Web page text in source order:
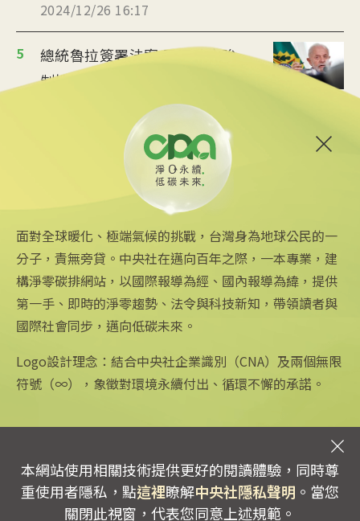
2024/12/26 16:17
5
總統魯拉簽署法案 巴西確立強
制性碳市場
自然碳匯本錢雄厚 東協碳市場
估有97兆元潛力
2024/12/09 16:36
專線：0800-256-688 | 信箱：services@mail.cna.com.tw
copyright © 2026 中央通訊社版權所有
中央社網站
中央通訊社
Focus Taiwan
フォーカス台湾
關注更多
友善連結
Android app 下載
公司簡介
企業識別
公開資訊
面對全球暖化、極端氣候的挑戰，台灣身為地球公民的一
分子，責無旁貸。中央社在邁向百年之際，一本專業，建
構淨零碳排網站，以國際報導為經、國內報導為緯，提供
第一手、即時的淨零趨勢、法令與科技新知，帶領讀者與
國際社會同步，邁向低碳未來。
Logo設計理念：結合中央社企業識別（CNA）及兩個無限
符號（∞），象徵對環境永續付出、循環不懈的承諾。
本網站使用相關技術提供更好的閱讀體驗，同時尊
重使用者隱私，點這裡瞭解中央社隱私聲明 。當您
關閉此視窗，代表您同意上述規範。